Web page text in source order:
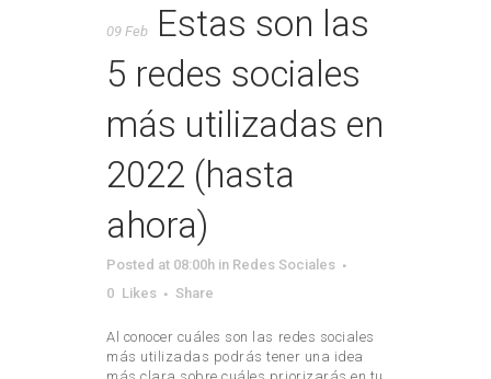
09 Feb
Estas son las
5 redes sociales
más utilizadas en
2022 (hasta
ahora)
Posted at 08:00h in Redes Sociales
0 Likes Share
Al conocer cuáles son las redes sociales
más utilizadas podrás tener una idea